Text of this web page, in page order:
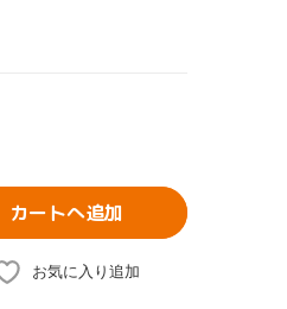
カートへ追加
お気に入り追加